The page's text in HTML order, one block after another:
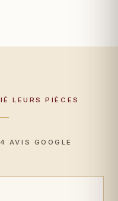
LEURS PIÈCES
GOOGLE